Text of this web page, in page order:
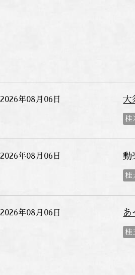
2026年08月06日 大
桂
2026年08月06日 動
桂
2026年08月06日 あ
桂